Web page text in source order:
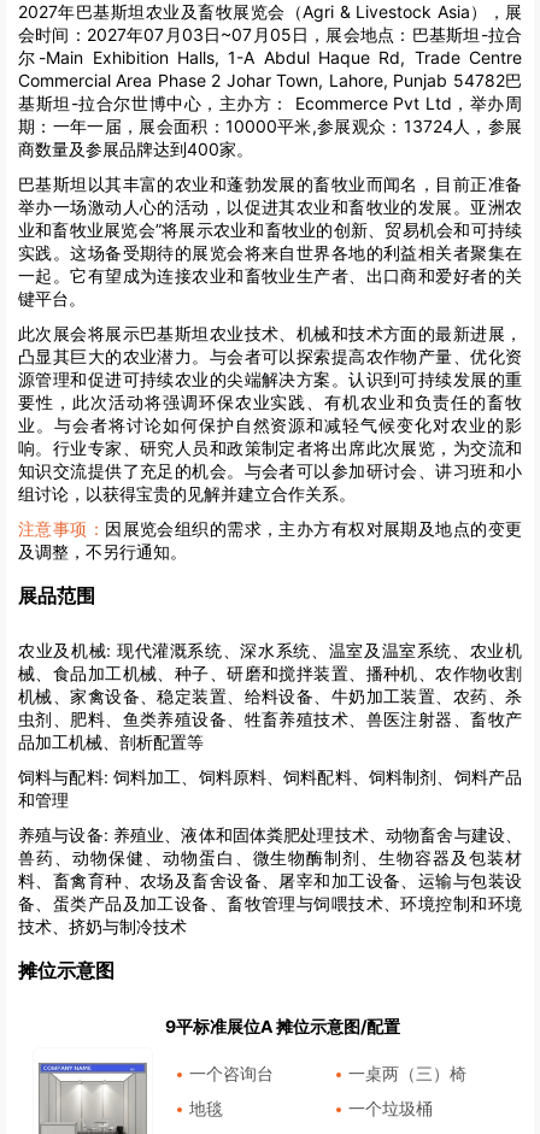
2027年巴基斯坦农业及畜牧展览会（Agri & Livestock Asia），展
会时间：2027年07月03日~07月05日，展会地点：巴基斯坦-拉合
尔-Main Exhibition Halls, 1-A Abdul Haque Rd, Trade Centre
Commercial Area Phase 2 Johar Town, Lahore, Punjab 54782巴
基斯坦-拉合尔世博中心，主办方： Ecommerce Pvt Ltd，举办周
期：一年一届，展会面积：10000平米,参展观众：13724人，参展
商数量及参展品牌达到400家。
巴基斯坦以其丰富的农业和蓬勃发展的畜牧业而闻名，目前正准备
举办一场激动人心的活动，以促进其农业和畜牧业的发展。亚洲农
业和畜牧业展览会”将展示农业和畜牧业的创新、贸易机会和可持续
实践。这场备受期待的展览会将来自世界各地的利益相关者聚集在
一起。它有望成为连接农业和畜牧业生产者、出口商和爱好者的关
键平台。
此次展会将展示巴基斯坦农业技术、机械和技术方面的最新进展，
凸显其巨大的农业潜力。与会者可以探索提高农作物产量、优化资
源管理和促进可持续农业的尖端解决方案。认识到可持续发展的重
要性，此次活动将强调环保农业实践、有机农业和负责任的畜牧
业。与会者将讨论如何保护自然资源和减轻气候变化对农业的影
响。行业专家、研究人员和政策制定者将出席此次展览，为交流和
知识交流提供了充足的机会。与会者可以参加研讨会、讲习班和小
组讨论，以获得宝贵的见解并建立合作关系。
注意事项： 因展览会组织的需求，主办方有权对展期及地点的变更
及调整，不另行通知。
展品范围
农业及机械: 现代灌溉系统、深水系统、温室及温室系统、农业机
械、食品加工机械、种子、研磨和搅拌装置、播种机、农作物收割
机械、家禽设备、稳定装置、给料设备、牛奶加工装置、农药、杀
虫剂、肥料、鱼类养殖设备、牲畜养殖技术、兽医注射器、畜牧产
品加工机械、剖析配置等
饲料与配料: 饲料加工、饲料原料、饲料配料、饲料制剂、饲料产品
和管理
养殖与设备: 养殖业、液体和固体粪肥处理技术、动物畜舍与建设、
兽药、动物保健、动物蛋白、微生物酶制剂、生物容器及包装材
料、畜禽育种、农场及畜舍设备、屠宰和加工设备、运输与包装设
备、蛋类产品及加工设备、畜牧管理与饲喂技术、环境控制和环境
技术、挤奶与制冷技术
摊位示意图
9平标准展位A 摊位示意图/配置
一个咨询台
一桌两（三）椅
地毯
一个垃圾桶